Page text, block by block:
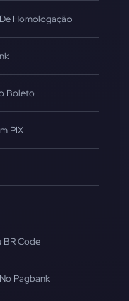
Homologação
Boleto
PIX
BR Code
Pagbank